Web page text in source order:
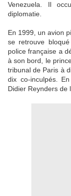
Venezuela. Il
diplomatie.
En 1999, un avion
se retrouve
police française a
à son bord, le
tribunal de Paris à
dix co-inculpés.
Didier Reynders de